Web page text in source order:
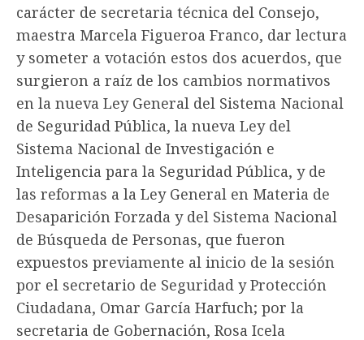
carácter de secretaria técnica del Consejo,
maestra Marcela Figueroa Franco, dar lectura
y someter a votación estos dos acuerdos, que
surgieron a raíz de los cambios normativos
en la nueva Ley General del Sistema Nacional
de Seguridad Pública, la nueva Ley del
Sistema Nacional de Investigación e
Inteligencia para la Seguridad Pública, y de
las reformas a la Ley General en Materia de
Desaparición Forzada y del Sistema Nacional
de Búsqueda de Personas, que fueron
expuestos previamente al inicio de la sesión
por el secretario de Seguridad y Protección
Ciudadana, Omar García Harfuch; por la
secretaria de Gobernación, Rosa Icela